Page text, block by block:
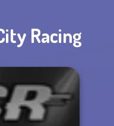
Racing